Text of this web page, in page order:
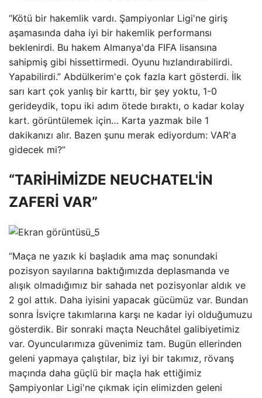
“Kötü bir hakemlik vardı. Şampiyonlar Ligi'ne giriş
aşamasında daha iyi bir hakemlik performansı
beklenirdi. Bu hakem Almanya'da FIFA lisansına
sahipmiş gibi hissettirmedi. Oyunu hızlandırabilirdi.
Yapabilirdi.” Abdülkerim'e çok fazla kart gösterdi. İlk
sarı kart çok yanlış bir karttı, bir şey yoktu, 1-0
gerideydik, topu iki adım ötede bıraktı, o kadar kolay
kart. görüntülemek için… Karta yazmak bile 1
dakikanızı alır. Bazen şunu merak ediyordum: VAR'a
gidecek mi?”
“TARİHİMİZDE NEUCHATEL'İN
ZAFERİ VAR”
“Maça ne yazık ki başladık ama maç sonundaki
pozisyon sayılarına baktığımızda deplasmanda ve
alışık olmadığımız bir sahada net pozisyonlar aldık ve
2 gol attık. Daha iyisini yapacak gücümüz var. Bundan
sonra İsviçre takımlarına karşı ne kadar iyi olduğumuzu
gösterdik. Bir sonraki maçta Neuchâtel galibiyetimiz
var. Oyuncularımıza güvenimiz tam. Bugün ellerinden
geleni yapmaya çalıştılar, biz iyi bir takımız, rövanş
maçında daha güçlü bir maçla hak ettiğimiz
Şampiyonlar Ligi'ne çıkmak için elimizden geleni